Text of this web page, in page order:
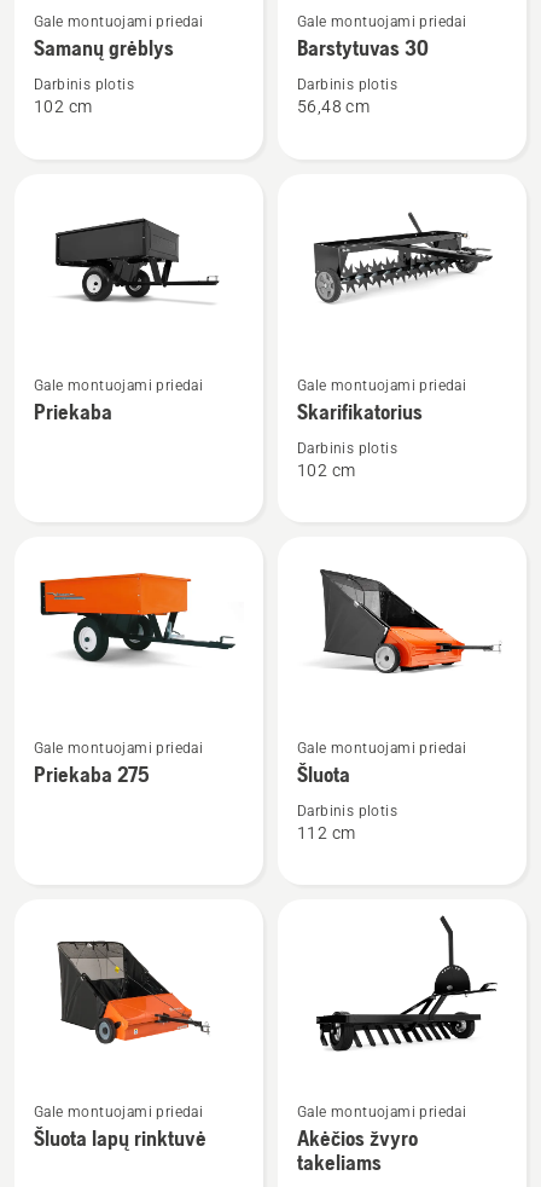
63
72-
daugiau
detalių
apie
Samanų
Gale montuojami priedai
Samanų grėblys
Darbinis plotis
102 cm
daugiau
detalių
apie
Barstytuvas
Gale montuojami priedai
Barstytuvas 30
Darbinis plotis
56,48 cm
daugiau
detalių
Gale montuojami priedai
Priekaba
daugiau
detalių
apie
Skarifikatorius
Gale montuojami priedai
Skarifikatorius
Darbinis plotis
102 cm
daugiau
detalių
Gale montuojami priedai
Priekaba 275
daugiau
detalių
apie
Šluota
Gale montuojami priedai
Šluota
Darbinis plotis
112 cm
daugiau
detalių
Gale montuojami priedai
Šluota lapų rinktuvė
daugiau
detalių
Gale montuojami priedai
Akėčios žvyro
takeliams